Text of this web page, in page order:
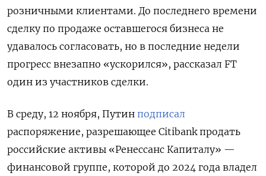
розничными клиентами. До последнего времени
сделку по продаже оставшегося бизнеса не
удавалось согласовать, но в последние недели
прогресс внезапно «ускорился», рассказал FT
один из участников сделки.
В среду, 12 ноября, Путин подписал
распоряжение, разрешающее Citibank продать
российские активы «Ренессанс Капиталу» —
финансовой группе, которой до 2024 года владел